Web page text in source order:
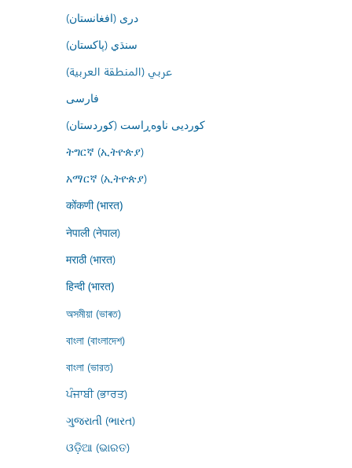
درى (افغانستان)
سنڌي (پاکستان)
عربي (المنطقة العربية)
فارسى
کوردیی ناوەڕاست (کوردستان)
ትግርኛ (ኢትዮጵያ)
አማርኛ (ኢትዮጵያ)
कोंकणी (भारत)
नेपाली (नेपाल)
मराठी (भारत)
हिन्दी (भारत)
অসমীয়া (ভাৰত)
বাংলা (বাংলাদেশ)
বাংলা (ভারত)
ਪੰਜਾਬੀ (ਭਾਰਤ)
ગુજરાતી (ભારત)
ଓଡ଼ିଆ (ଭାରତ)